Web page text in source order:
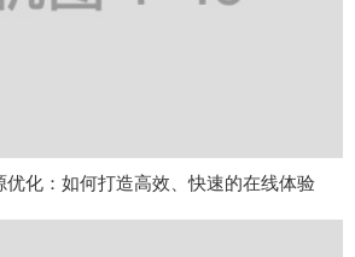
优化：如何打造高效、快速的在线体验